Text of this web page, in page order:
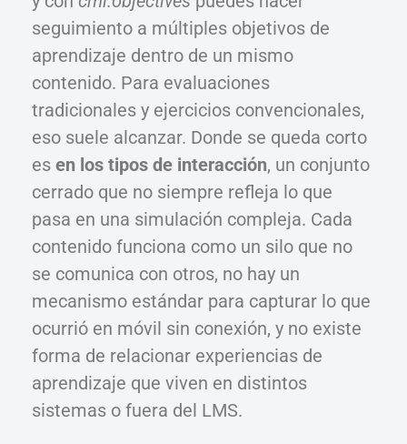
seguimiento a múltiples objetivos de
aprendizaje dentro de un mismo
contenido. Para evaluaciones
tradicionales y ejercicios convencionales,
eso suele alcanzar. Donde se queda corto
es en los tipos de interacción, un conjunto
cerrado que no siempre refleja lo que
pasa en una simulación compleja. Cada
contenido funciona como un silo que no
se comunica con otros, no hay un
mecanismo estándar para capturar lo que
ocurrió en móvil sin conexión, y no existe
forma de relacionar experiencias de
aprendizaje que viven en distintos
sistemas o fuera del LMS.